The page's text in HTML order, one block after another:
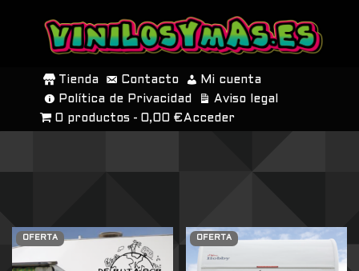
SALTAR
CONTENIDO
Tienda Contacto
Mi cuenta
Política de Privacidad
Aviso legal
0 productos
0,00 € Acceder
OFERTA OFERTA